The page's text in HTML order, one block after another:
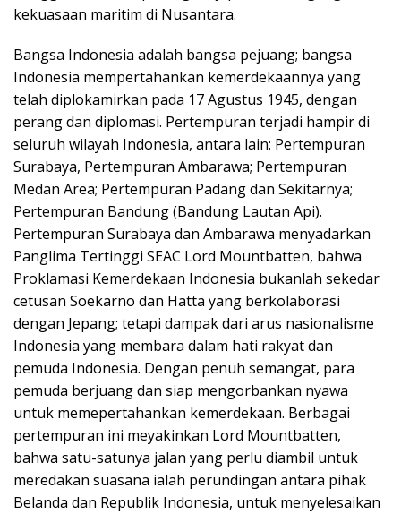
kekuasaan maritim di Nusantara.
Bangsa Indonesia adalah bangsa pejuang; bangsa
Indonesia mempertahankan kemerdekaannya yang
telah diplokamirkan pada 17 Agustus 1945, dengan
perang dan diplomasi. Pertempuran terjadi hampir di
seluruh wilayah Indonesia, antara lain: Pertempuran
Surabaya, Pertempuran Ambarawa; Pertempuran
Medan Area; Pertempuran Padang dan Sekitarnya;
Pertempuran Bandung (Bandung Lautan Api).
Pertempuran Surabaya dan Ambarawa menyadarkan
Panglima Tertinggi SEAC Lord Mountbatten, bahwa
Proklamasi Kemerdekaan Indonesia bukanlah sekedar
cetusan Soekarno dan Hatta yang berkolaborasi
dengan Jepang; tetapi dampak dari arus nasionalisme
Indonesia yang membara dalam hati rakyat dan
pemuda Indonesia. Dengan penuh semangat, para
pemuda berjuang dan siap mengorbankan nyawa
untuk memepertahankan kemerdekaan. Berbagai
pertempuran ini meyakinkan Lord Mountbatten,
bahwa satu-satunya jalan yang perlu diambil untuk
meredakan suasana ialah perundingan antara pihak
Belanda dan Republik Indonesia, untuk menyelesaikan